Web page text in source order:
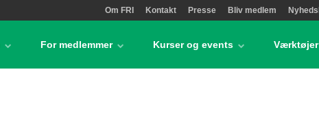
Om FRI Kontakt Presse Bliv medlem
For medlemmer Kurser og events Værktøjer